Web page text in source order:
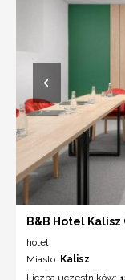
B&B Hotel
hotel
Miasto: Kalisz
Liczba uczestników: